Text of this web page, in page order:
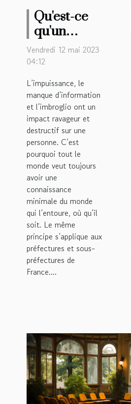
Qu'est-ce
qu'un
annuaire
des
?
Vendredi 12 mai 2023
04:12
L’impuissance, le
manque d’information
et l’imbroglio ont un
impact ravageur et
destructif sur une
personne. C’est
pourquoi tout le
monde veut toujours
avoir une
connaissance
minimale du monde
qui l’entoure, où qu’il
soit. Le même
principe s’applique aux
préfectures et sous-
préfectures de
France....